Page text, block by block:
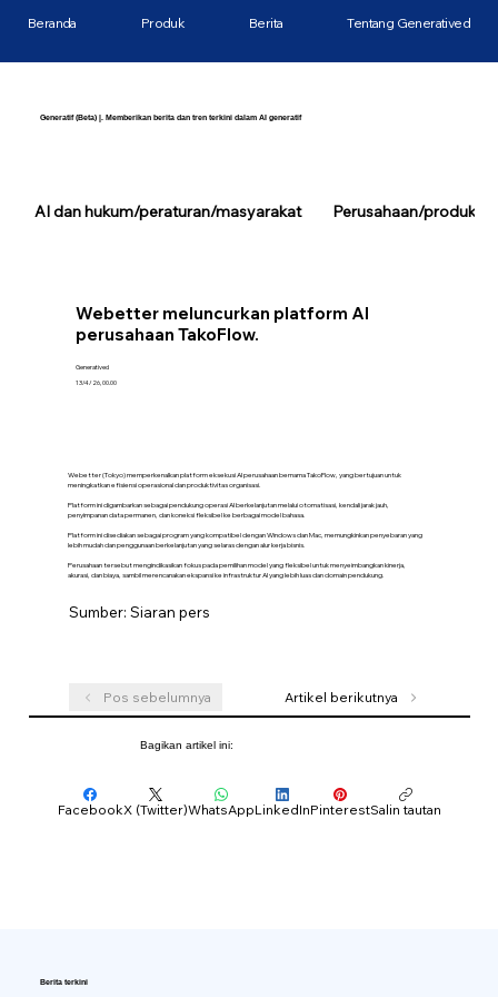
Generatif (Beta) |. Memberikan berita dan tren terkini dalam AI generatif
Webetter meluncurkan platform AI
perusahaan TakoFlow.
Generatived
13/4/26, 00.00
Webetter (Tokyo) memperkenalkan platform eksekusi AI perusahaan bernama TakoFlow, yang bertujuan untuk
meningkatkan efisiensi operasional dan produktivitas organisasi.
Platform ini digambarkan sebagai pendukung operasi AI berkelanjutan melalui otomatisasi, kendali jarak jauh,
penyimpanan data permanen, dan koneksi fleksibel ke berbagai model bahasa.
Platform ini disediakan sebagai program yang kompatibel dengan Windows dan Mac, memungkinkan penyebaran yang
lebih mudah dan penggunaan berkelanjutan yang selaras dengan alur kerja bisnis.
Perusahaan tersebut mengindikasikan fokus pada pemilihan model yang fleksibel untuk menyeimbangkan kinerja,
akurasi, dan biaya, sambil merencanakan ekspansi ke infrastruktur AI yang lebih luas dan domain pendukung.
Sumber: Siaran pers
Pos sebelumnya Artikel berikutnya
Beranda Produk Berita Tentang Generatived
Bagikan artikel ini:
FacebookX (Twitter)WhatsAppLinkedInPinterestSalin tautan
AI dan hukum/peraturan/masyarakat Perusahaan/produk/
Berita terkini